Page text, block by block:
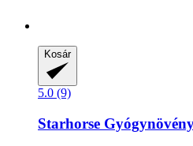
Kosár
5.0 (9)
Starhorse